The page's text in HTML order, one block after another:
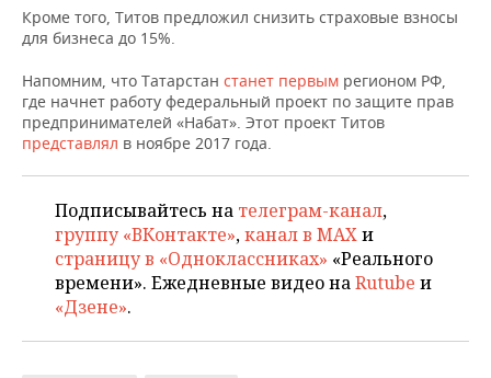
ЭНЕРГЕТИКА
ТРАНСПОРТ
УСЛУГИ
IT
МЕДИА
ТЕЛЕКОММУНИКАЦИИ
НОВОСТИ МЕРОПРИЯТИЙ
ВЫЕЗДНАЯ РЕДАКЦИЯ
БИЗНЕС-БРАНЧИ
ОТКРЫТАЯ ЛЕКЦИЯ
СПОРТ
НОВОСТИ СПОРТА
ФУТБОЛ
БАСКЕТБОЛ
ВОЛЕЙБОЛ
КИБЕРСПОРТ
ОБЩЕСТВО
НОВОСТИ ОБЩЕСТВА
ИНФРАСТРУКТУРА
ИСТОРИЯ
КУЛЬТУРА
ФОТОГАЛЕРЕЯ
СПРАВОЧНИК
СПИСОК ПЕРСОН
СПИСОК КОМПАНИЙ
ПОЛНАЯ ВЕРСИЯ
Кроме того, Титов предложил снизить страховые взносы
для бизнеса до 15%.
Напомним, что Татарстан станет первым регионом РФ,
где начнет работу федеральный проект по защите прав
предпринимателей «Набат». Этот проект Титов
представлял в ноябре 2017 года.
Подписывайтесь на телеграм-канал,
группу «ВКонтакте»,канал в MAXи
страницу в «Одноклассниках» «Реального
времени». Ежедневные видео наRutube и
«Дзене».